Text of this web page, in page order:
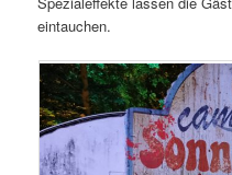
eintauchen.